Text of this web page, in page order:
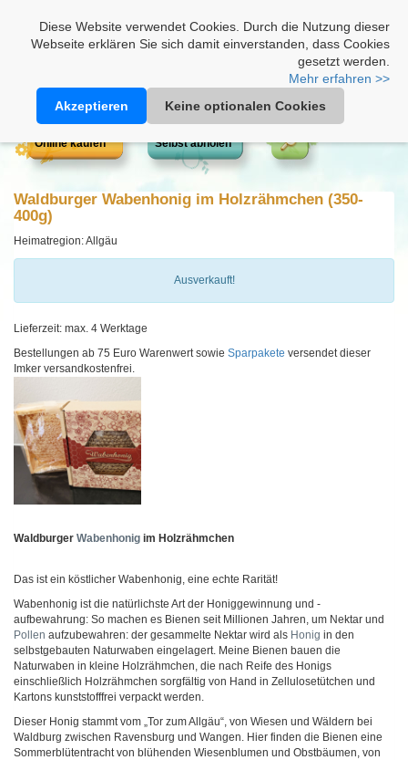
Diese Website verwendet Cookies. Durch die Nutzung dieser
Webseite erklären Sie sich damit einverstanden, dass Cookies
gesetzt werden.
Mehr erfahren >>
Akzeptieren
Keine optionalen Cookies
Online kaufen Selbst abholen
Waldburger Wabenhonig im Holzrähmchen (350-
400g)
Heimatregion: Allgäu
Ausverkauft!
Lieferzeit: max. 4 Werktage
Bestellungen ab 75 Euro Warenwert sowie Sparpakete versendet dieser
Imker versandkostenfrei.
Waldburger Wabenhonig im Holzrähmchen
Das ist ein köstlicher Wabenhonig, eine echte Rarität!
Wabenhonig ist die natürlichste Art der Honiggewinnung und -
aufbewahrung: So machen es Bienen seit Millionen Jahren, um Nektar und
Pollen aufzubewahren: der gesammelte Nektar wird als Honig in den
selbstgebauten Naturwaben eingelagert. Meine Bienen bauen die
Naturwaben in kleine Holzrähmchen, die nach Reife des Honigs
einschließlich Holzrähmchen sorgfältig von Hand in Zellulosetütchen und
Kartons kunststofffrei verpackt werden.
Dieser Honig stammt vom „Tor zum Allgäu“, von Wiesen und Wäldern bei
Waldburg zwischen Ravensburg und Wangen. Hier finden die Bienen eine
Sommerblütentracht von blühenden Wiesenblumen und Obstbäumen, von